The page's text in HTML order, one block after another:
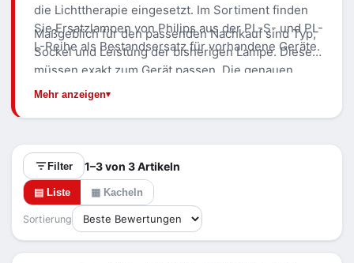
die Lichttherapie eingesetzt. Im Sortiment finden
Sie Ersatzlampen von Philips aus der PL-S- und PL-
L-Reihe als Bestandsersatz für vorhandene Geräte.
Maßgeblich für den passenden Nachkauf sind Typ,
Sockel und Leistung der bisherigen Lampe. Diese
müssen exakt zum Gerät passen. Die genauen
Werte je Artikel stehen im Datenblatt.
Mehr anzeigen
Filter 1–3 von 3 Artikeln
▤ Liste ▦ Kacheln
Sortierung